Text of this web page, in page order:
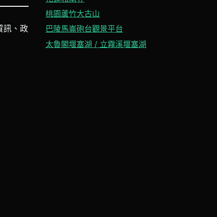
訊、政
桃園蘆竹大古山
巴陵馬崙砲台觀景平台
太魯閣堰塞湖 / 立霧溪堰塞湖